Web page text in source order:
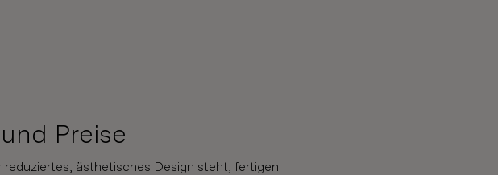
Preise
reduziertes, ästhetisches Design steht, fertigen